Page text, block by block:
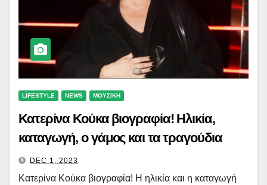
LIFESTYLE NEWS ΜΟΥΣΙΚΗ
Κατερίνα Κούκα βιογραφία! Ηλικία,
καταγωγή, ο γάμος και τα τραγούδια
DEC 1, 2023
Κατερίνα Κούκα βιογραφία! Η ηλικία και η καταγωγή